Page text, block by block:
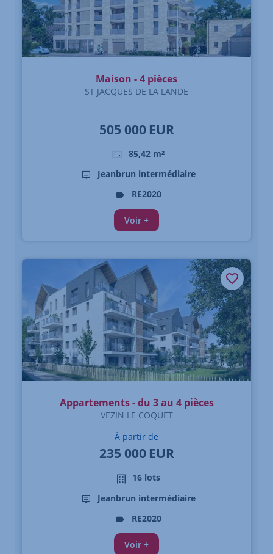
Maison - 4 pièces
ST JACQUES DE LA LANDE
505 000 EUR
85,42 m²
Jeanbrun intermédiaire
RE2020
Voir +
Appartements - du 3 au 4 pièces
VEZIN LE COQUET
À partir de
235 000 EUR
16 lots
Jeanbrun intermédiaire
RE2020
Voir +